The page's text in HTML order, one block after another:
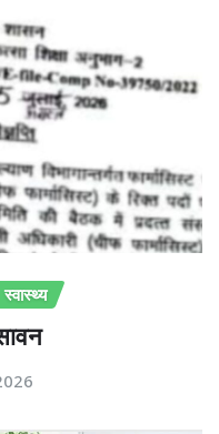
स्वास्थ्य